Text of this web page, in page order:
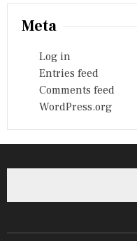
Meta
Log in
Entries feed
Comments feed
WordPress.org